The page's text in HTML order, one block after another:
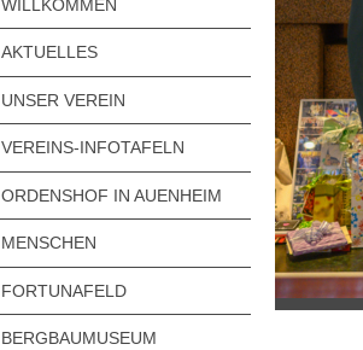
WILLKOMMEN
AKTUELLES
UNSER VEREIN
VEREINS-INFOTAFELN
ORDENSHOF IN AUENHEIM
MENSCHEN
FORTUNAFELD
BERGBAUMUSEUM